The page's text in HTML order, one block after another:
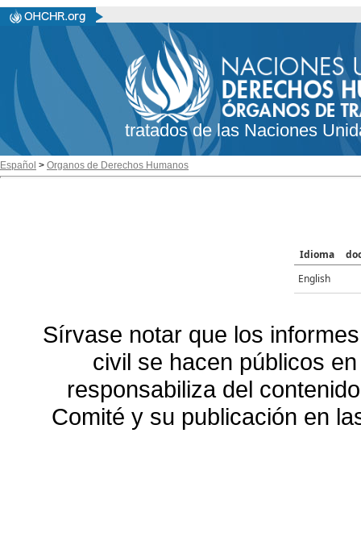
tratados de las Naciones
Español > Organos de Derechos Humanos
Idioma
English
Sírvase notar que los
civil se hacen públicos
responsabiliza del
Comité y su publicación en